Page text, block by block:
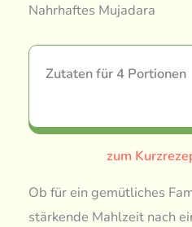
Nahrhaftes Mujadara
Zutaten für 4 Portionen
zum
Ob für ein gemütliches
stärkende Mahlzeit nach